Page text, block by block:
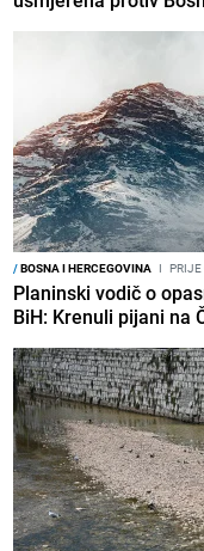
/BOSNA I HERCEGOVINA I PRIJE
Planinski vodič o
BiH: Krenuli pijani na